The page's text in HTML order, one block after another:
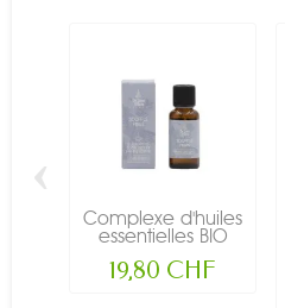
Complexe d'huiles
essentielles BIO
19,80 CHF
‹